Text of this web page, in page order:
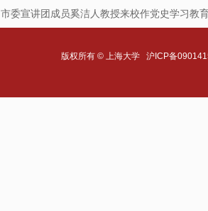
市委宣讲团成员奚洁人教授来校作党史学习教
版权所有 ©上海大学 沪ICP备